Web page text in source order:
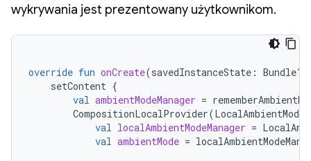
wykrywania jest prezentowany użytkownikom.
override fun onCreate(savedInstanceState : Bundle?)
setContent {
val ambientModeManager =
CompositionLocalProvider(
val localAmbientModeManager =
val ambientMode =